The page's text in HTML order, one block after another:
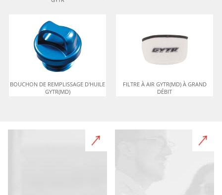
BOUCHON DE REMPLISSAGE D'HUILE
GYTR(MD)
FILTRE À AIR GYTR(MD) À GRAND
DÉBIT